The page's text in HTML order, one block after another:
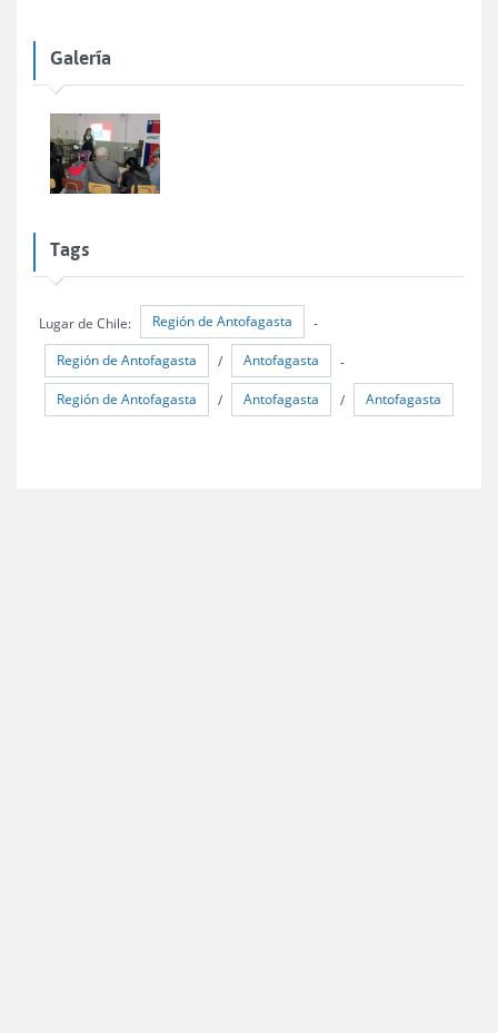
Galería
Tags
Lugar de Chile: Región de Antofagasta -
Región de Antofagasta / Antofagasta -
Región de Antofagasta / Antofagasta / Antofagasta